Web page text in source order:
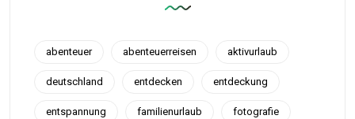
abenteuer abenteuerreisen aktivurlaub
deutschland entdecken entdeckung
entspannung familienurlaub fotografie